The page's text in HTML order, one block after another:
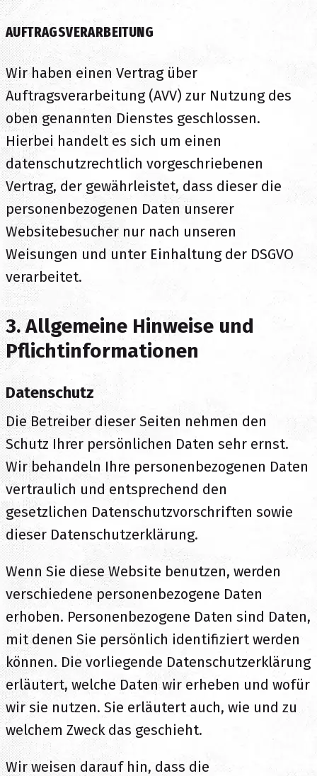
AUFTRAGSVERARBEITUNG
Wir haben einen Vertrag über
Auftragsverarbeitung (AVV) zur Nutzung des
oben genannten Dienstes geschlossen.
Hierbei handelt es sich um einen
datenschutzrechtlich vorgeschriebenen
Vertrag, der gewährleistet, dass dieser die
personenbezogenen Daten unserer
Websitebesucher nur nach unseren
Weisungen und unter Einhaltung der DSGVO
verarbeitet.
3. Allgemeine Hinweise und
Pflicht­informationen
Datenschutz
Die Betreiber dieser Seiten nehmen den
Schutz Ihrer persönlichen Daten sehr ernst.
Wir behandeln Ihre personenbezogenen Daten
vertraulich und entsprechend den
gesetzlichen Datenschutzvorschriften sowie
dieser Datenschutzerklärung.
Wenn Sie diese Website benutzen, werden
verschiedene personenbezogene Daten
erhoben. Personenbezogene Daten sind Daten,
mit denen Sie persönlich identifiziert werden
können. Die vorliegende Datenschutzerklärung
erläutert, welche Daten wir erheben und wofür
wir sie nutzen. Sie erläutert auch, wie und zu
welchem Zweck das geschieht.
Wir weisen darauf hin, dass die